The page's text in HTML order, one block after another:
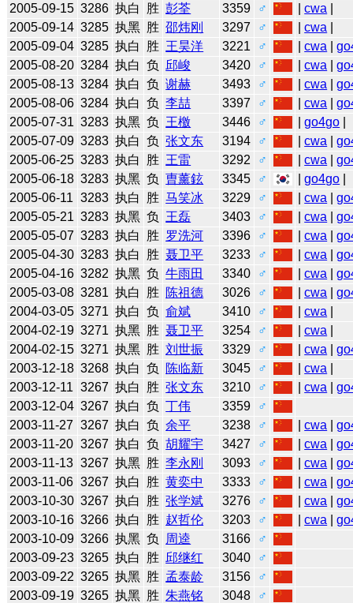
2005-09-15 3286 执白 胜 彭荃 3359 ♂ |cwa
2005-09-14 3285 执黑 胜 邵炜刚 3297 ♂ |cwa
2005-09-04 3285 执白 胜 王昊洋 3221 ♂ |cwa |
2005-08-20 3284 执白 负 邱峻 3420 ♂ |cwa |
2005-08-13 3284 执白 负 谢赫 3493 ♂ |cwa |
2005-08-06 3284 执白 负 李喆 3397 ♂ |cwa |
2005-07-31 3283 执黑 负 王檄 3446 ♂ |go4go
2005-07-09 3283 执白 负 张文东 3194 ♂ |cwa |
2005-06-25 3283 执白 胜 王雷 3292 ♂ |cwa |
2005-06-18 3283 执黑 负 曺薰鉉 3345 ♂ |go4go
2005-06-11 3283 执白 胜 马笑冰 3229 ♂ |cwa |
2005-05-21 3283 执黑 负 王磊 3403 ♂ |cwa |
2005-05-07 3283 执白 胜 罗洗河 3396 ♂ |cwa |
2005-04-30 3283 执白 胜 聂卫平 3233 ♂ |cwa |
2005-04-16 3282 执黑 负 牛雨田 3340 ♂ |cwa |
2005-03-08 3281 执白 胜 陈祖德 3026 ♂ |cwa |
2004-03-05 3271 执白 负 俞斌 3410 ♂ |cwa
2004-02-19 3271 执黑 胜 聂卫平 3254 ♂ |cwa
2004-02-15 3271 执黑 胜 刘世振 3329 ♂ |cwa |
2003-12-18 3268 执白 负 陈临新 3045 ♂ |cwa
2003-12-11 3267 执白 胜 张文东 3210 ♂ |cwa |
2003-12-04 3267 执白 负 丁伟 3359
♂
2003-11-27 3267 执白 负 余平 3238 ♂ |cwa |
2003-11-20 3267 执白 负 胡耀宇 3427 ♂ |cwa |
2003-11-13 3267 执黑 胜 李永刚 3093 ♂ |cwa |
2003-11-06 3267 执白 胜 黄奕中 3333 ♂ |cwa |
2003-10-30 3267 执白 胜 张学斌 3276 ♂ |cwa |
2003-10-16 3266 执白 胜 赵哲伦 3203 ♂ |cwa |
2003-10-09 3266 执黑 负 周逵 3166
♂
2003-09-23 3265 执白 胜 邱继红 3040
♂
2003-09-22 3265 执黑 胜 孟泰龄 3156
♂
2003-09-19 3265 执黑 胜 朱燕铭 3048
♂